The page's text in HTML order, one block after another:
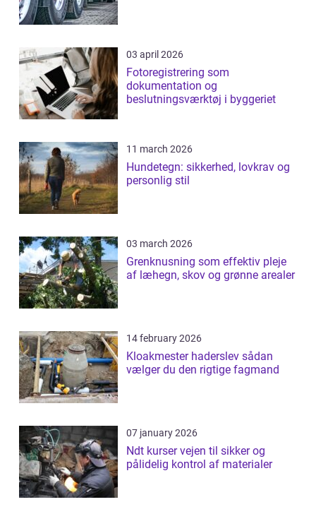
03 april 2026
Fotoregistrering som
dokumentation og
beslutningsværktøj i byggeriet
11 march 2026
Hundetegn: sikkerhed, lovkrav og
personlig stil
03 march 2026
Grenknusning som effektiv pleje
af læhegn, skov og grønne arealer
14 february 2026
Kloakmester haderslev sådan
vælger du den rigtige fagmand
07 january 2026
Ndt kurser vejen til sikker og
pålidelig kontrol af materialer